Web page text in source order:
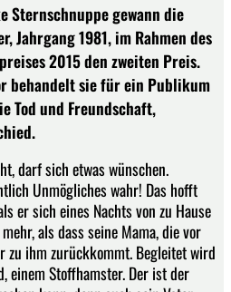
Sternschnuppe gewann die
Jahrgang 1981, im Rahmen des
2015 den zweiten Preis.
behandelt sie für ein Publikum
Tod und Freundschaft,
darf sich etwas wünschen.
Unmögliches wahr! Das hofft
er sich eines Nachts von zu Hause
als dass seine Mama, die vor
zu ihm zurückkommt. Begleitet wird
einem Stoffhamster. Der ist der